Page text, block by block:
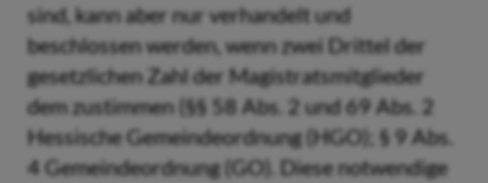
sind, kann aber nur verhandelt und
beschlossen werden, wenn zwei Drittel der
gesetzlichen Zahl der Magistratsmitglieder
dem zustimmen (§§ 58 Abs. 2 und 69 Abs. 2
Hessische Gemeindeordnung (HGO); § 9 Abs.
4 Gemeindeordnung (GO). Diese notwendige